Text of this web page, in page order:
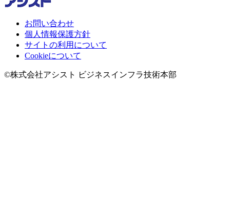
お問い合わせ
個人情報保護方針
サイトの利用について
Cookieについて
©株式会社アシスト ビジネスインフラ技術本部